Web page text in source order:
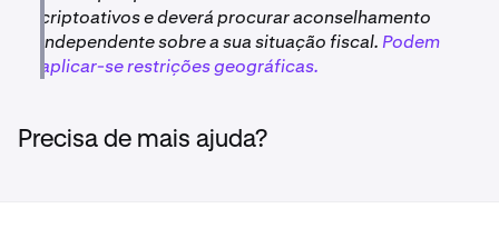
criptoativos e deverá procurar aconselhamento
independente sobre a sua situação fiscal. Podem
aplicar-se restrições geográficas.
Precisa de mais ajuda?